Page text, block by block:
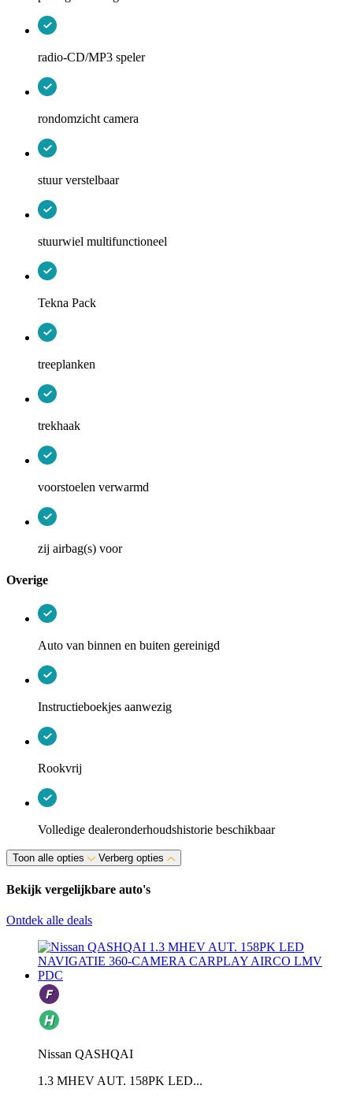
radio-CD/MP3 speler
rondomzicht camera
stuur verstelbaar
stuurwiel multifunctioneel
Tekna Pack
treeplanken
trekhaak
voorstoelen verwarmd
zij airbag(s) voor
Overige
Auto van binnen en buiten gereinigd
Instructieboekjes aanwezig
Rookvrij
Volledige dealeronderhoudshistorie beschikbaar
Toon alle opties Verberg opties
Bekijk vergelijkbare auto's
Ontdek alle deals
Nissan QASHQAI
1.3 MHEV AUT. 158PK LED...